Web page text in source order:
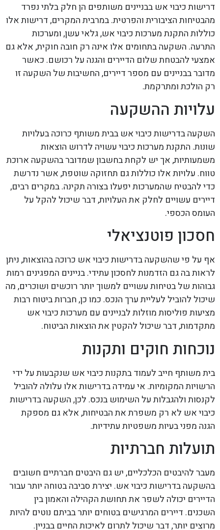
דרישות כיבוי אש בבניינים משותפים הן חלק בלתי נפרד
מהבטיחות הציבורית והפרטית. במרבית המקרים, דרישות אלו
כוללות התקנת מערכות כיבוי אש, גלאי עשן, ומערכות
התרעה. השקעה בתחומים אלו אינה רק חובה חוקית, אלא גם
אמצעי להבטחת שלום הדיירים והגנה על רכושם. כאשר
מדובר בבניינים עם מספר דיירים, החשיבות של השקעה זו
רק הולכת ומתרקמת.
עלויות ההשקעה
השקעה בדרישות כיבוי אש בבית משותף כרוכה בעלויות
שונות. התקנת מערכות כיבוי עשויה לדרוש הוצאות
משמעותיות, אך יש לקחת בחשבון שמדובר בהשקעה ארוכת
טווח. עלויות אלו כוללות גם תחזוקה שוטפת, אשר נדרשת
כדי להבטיח שהמערכות יפעלו בצורה תקינה. במקרים רבים,
דיירים עשויים לחלק את העלויות, דבר שיכול להקל על
העומס הכספי.
חסכון פוטנציאלי
אף על פי שהשקעה בדרישות כיבוי אש כרוכה בהוצאות, ניתן
לראות בה גם הזדמנות לחסכון עתידי. בניינים המפגינים רמות
גבוהות של בטיחות עשויים למשוך יותר רוכשים ושוכרים, מה
שיכול להוביל לעליית ערך הנכס. כמו כן, חברות ביטוח רבות
מציעות פוליסות מוזלות לבניינים עם מערכות כיבוי אש
מתקדמות, דבר שיכול להקטין את הוצאות הביטוח.
נוכחות חוקים ותקנות
בית משותף חייב לעמוד בתקנות כיבוי אש שנקבעות על ידי
הרשויות המקומיות. אי עמידה בדרישות אלו עלולה להוביל
לקנסות ולהגבלות על השימוש בנכס. לכן, השקעה בדרישות
כיבוי אש לא רק משפרת את הבטיחות, אלא גם מספקת
הגנה מפני בעיות משפטיות עתידיות.
תועלות חברתיות
מעבר להיבטים הכלכליים, יש גם היבטים חברתיים חשובים
בהשקעה בדרישות כיבוי אש. יצירת סביבה בטוחה יותר עבור
הדיירים יכולה לשפר את תחושת הקהילה והאמון בין
השכנים. דיירים המרגישים בטוחים יותר בביתם נוטים להיות
מרוצים יותר, דבר שיכול לתרום לאיכות החיים בבניין.